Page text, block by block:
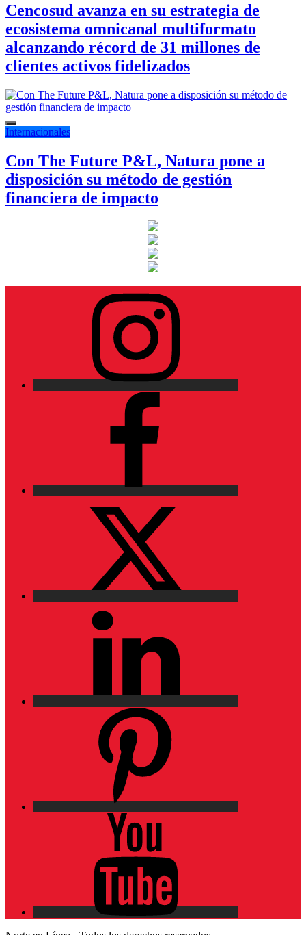
Cencosud avanza en su estrategia de
ecosistema omnicanal multiformato
alcanzando récord de 31 millones de
clientes activos fidelizados
Internacionales
Con The Future P&L, Natura pone a
disposición su método de gestión
financiera de impacto